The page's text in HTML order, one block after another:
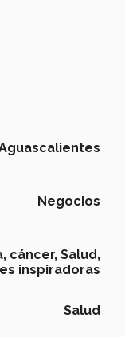
Negocios
cáncer, Salud,
inspiradoras
Salud